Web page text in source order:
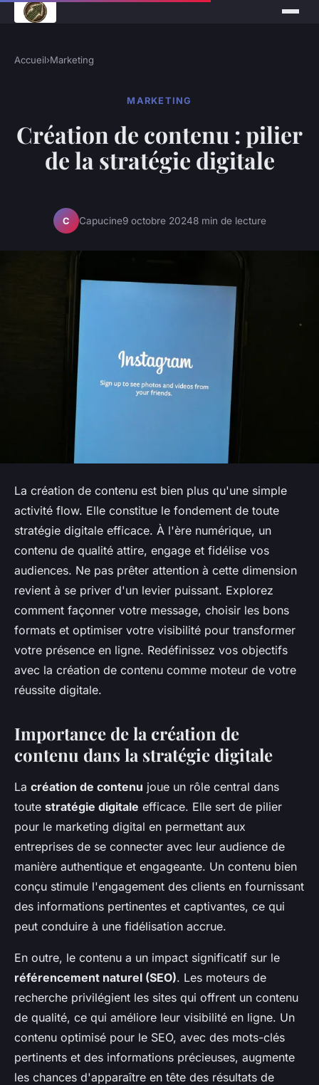
Accueil›Marketing
MARKETING
Création de contenu : pilier
de la stratégie digitale
C Capucine9 octobre 20248 min de lecture
La création de contenu est bien plus qu'une simple
activité flow. Elle constitue le fondement de toute
stratégie digitale efficace. À l'ère numérique, un
contenu de qualité attire, engage et fidélise vos
audiences. Ne pas prêter attention à cette dimension
revient à se priver d'un levier puissant. Explorez
comment façonner votre message, choisir les bons
formats et optimiser votre visibilité pour transformer
votre présence en ligne. Redéfinissez vos objectifs
avec la création de contenu comme moteur de votre
réussite digitale.
Importance de la création de
contenu dans la stratégie digitale
La création de contenu joue un rôle central dans
toute stratégie digitale efficace. Elle sert de pilier
pour le marketing digital en permettant aux
entreprises de se connecter avec leur audience de
manière authentique et engageante. Un contenu bien
conçu stimule l'engagement des clients en fournissant
des informations pertinentes et captivantes, ce qui
peut conduire à une fidélisation accrue.
En outre, le contenu a un impact significatif sur le
référencement naturel (SEO). Les moteurs de
recherche privilégient les sites qui offrent un contenu
de qualité, ce qui améliore leur visibilité en ligne. Un
contenu optimisé pour le SEO, avec des mots-clés
pertinents et des informations précieuses, augmente
les chances d'apparaître en tête des résultats de